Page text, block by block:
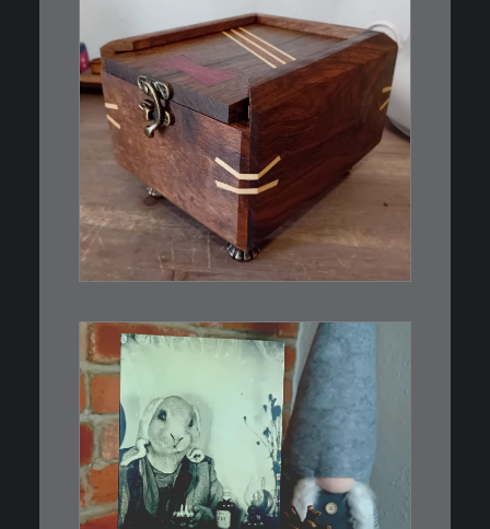
€39,00
Eine kleine, simple Schatulle
aus Nussbaum…
€3,00
Limitierte Auflage. Original:
Abzug von…